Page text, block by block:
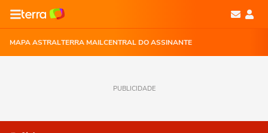
MAPA ASTRALTERRA MAILCENTRAL DO ASSINANTE
PUBLICIDADE